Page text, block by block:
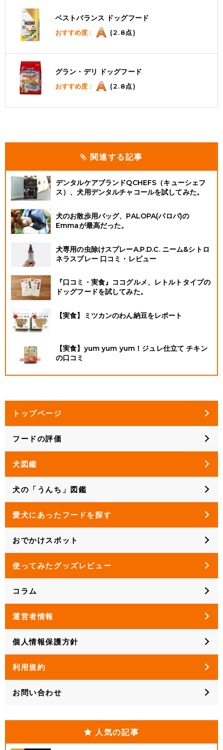
ベストバランス ドッグフード
おすすめ度 : (2.8点)
グラン・デリ ドッグフード
おすすめ度 : (2.8点)
関連する記事
デンタルケアブランドQCHEFS（キューシェフ
ス）、犬用デンタルチャコールを試してみた。
犬のお散歩用バッグ、PALOPA(パロパ)の
Emmaが最高だった。
犬専用の虫除けスプレーA.P.D.C. ニーム&シトロ
ネラスプレー 口コミ・レビュー
『口コミ・実食』ココグルメ、レトルトタイプの
ドッグフードを試してみた。
【実食】ミツカンのわん納豆をレポート
【実食】yum yum yum！ジュレ仕立て チキン
の口コミ
トップページ
フードの評価
犬図鑑
犬の「うんち」図鑑
愛犬にあったフードを探す
おでかけスポット
使ってみたグッズレビュー
コラム
運営者情報
個人情報保護方針
利用規約
お問い合わせ
人気の記事